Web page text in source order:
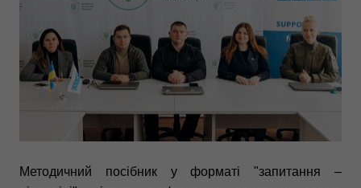
Методичний посібник у форматі "запитання –